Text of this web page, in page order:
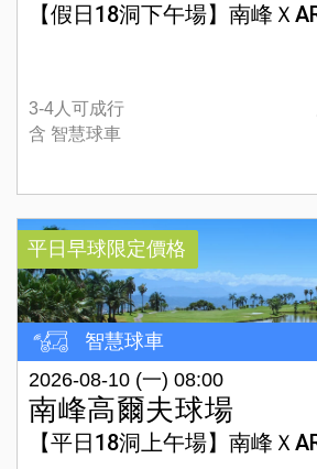
3-4人可成行
含 智慧球車
平日早球限定價格
智慧球車
2026-08-10 (一) 08:00
南峰高爾夫球場